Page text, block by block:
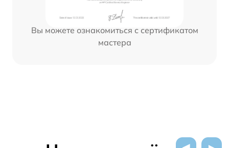
Вы можете ознакомиться с сертификатом
мастера